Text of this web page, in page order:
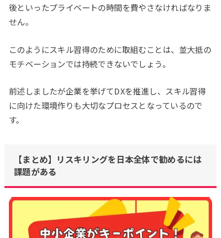
後といったプライベートの時間を費やさなければなりま
せん。
このようにスキル習得のために取組むことは、並大抵の
モチベーションでは持続できないでしょう。
前述しましたが企業を挙げてDXを推進し、スキル習得
に向けた環境作りも大切なプロセスとなっているので
す。
【まとめ】リスキリングを日本全体で勧めるには
課題がある